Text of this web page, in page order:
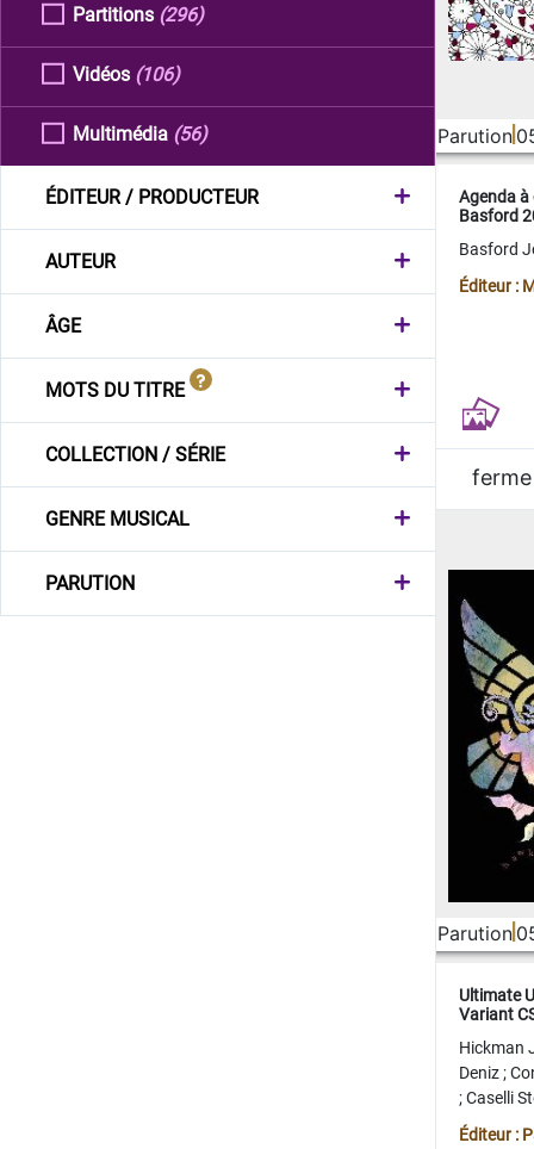
Partitions (296)
Vidéos (106)
Multimédia (56)
ÉDITEUR / PRODUCTEUR
AUTEUR
ÂGE
MOTS DU TITRE
COLLECTION / SÉRIE
GENRE MUSICAL
PARUTION
Parution
Agenda
Basford
Basford
Éditeur :
ferme
Parution
Ultimate
Variant
Hickman
Deniz;
;Caselli
Juan
Éditeur :